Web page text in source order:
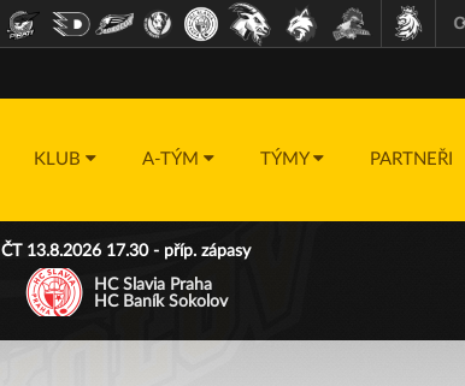
KLUB A-TÝM TÝMY PARTNEŘI
ČT 13.8.2026 17.30 - příp. zápasy
HC Slavia Praha
HC Baník Sokolov